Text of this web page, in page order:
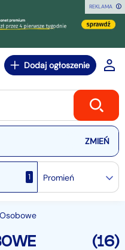
REKLAMA
Dodaj ogłoszenie
1 Promień
Osobowe
(16)